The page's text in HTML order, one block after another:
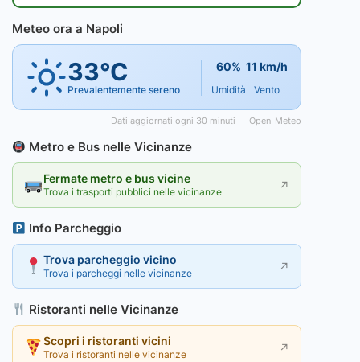
Meteo ora a Napoli
33°C
Prevalentemente sereno
60%
Umidità
11 km/h
Vento
Dati aggiornati ogni 30 minuti — Open-Meteo
Metro e Bus nelle Vicinanze
Fermate metro e bus vicine
Trova i trasporti pubblici nelle vicinanze ↗
Info Parcheggio
Trova parcheggio vicino
Trova i parcheggi nelle vicinanze ↗
Ristoranti nelle Vicinanze
Scopri i ristoranti vicini
Trova i ristoranti nelle vicinanze ↗